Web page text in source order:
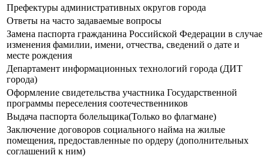
Префектуры административных округов города
Ответы на часто задаваемые вопросы
Замена паспорта гражданина Российской Федерации в случае
изменения фамилии, имени, отчества, сведений о дате и
месте рождения
Департамент информационных технологий города (ДИТ
города)
Оформление свидетельства участника Государственной
программы переселения соотечественников
Выдача паспорта болельщика(Только во флагмане)
Заключение договоров социального найма на жилые
помещения, предоставленные по ордеру (дополнительных
соглашений к ним)